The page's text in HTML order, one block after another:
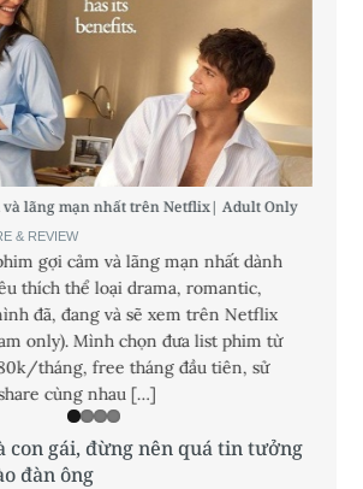
và lãng mạn nhất trên Netflix| Adult Only
& REVIEW
gợi cảm và lãng mạn nhất dành
thích thể loại drama, romantic,
đã, đang và sẽ xem trên Netflix
only). Mình chọn đưa list phim từ
tháng, free tháng đầu tiên, sử
cùng nhau […]
con gái, đừng nên quá tin tưởng
đàn ông